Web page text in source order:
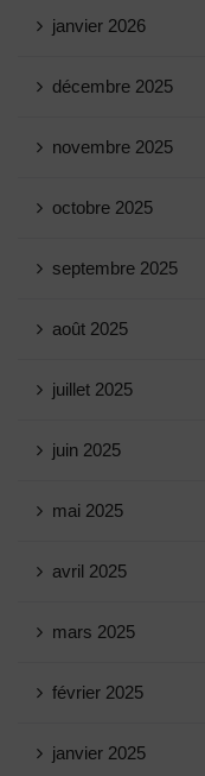
janvier 2026
décembre 2025
novembre 2025
octobre 2025
septembre 2025
août 2025
juillet 2025
juin 2025
mai 2025
avril 2025
mars 2025
février 2025
janvier 2025